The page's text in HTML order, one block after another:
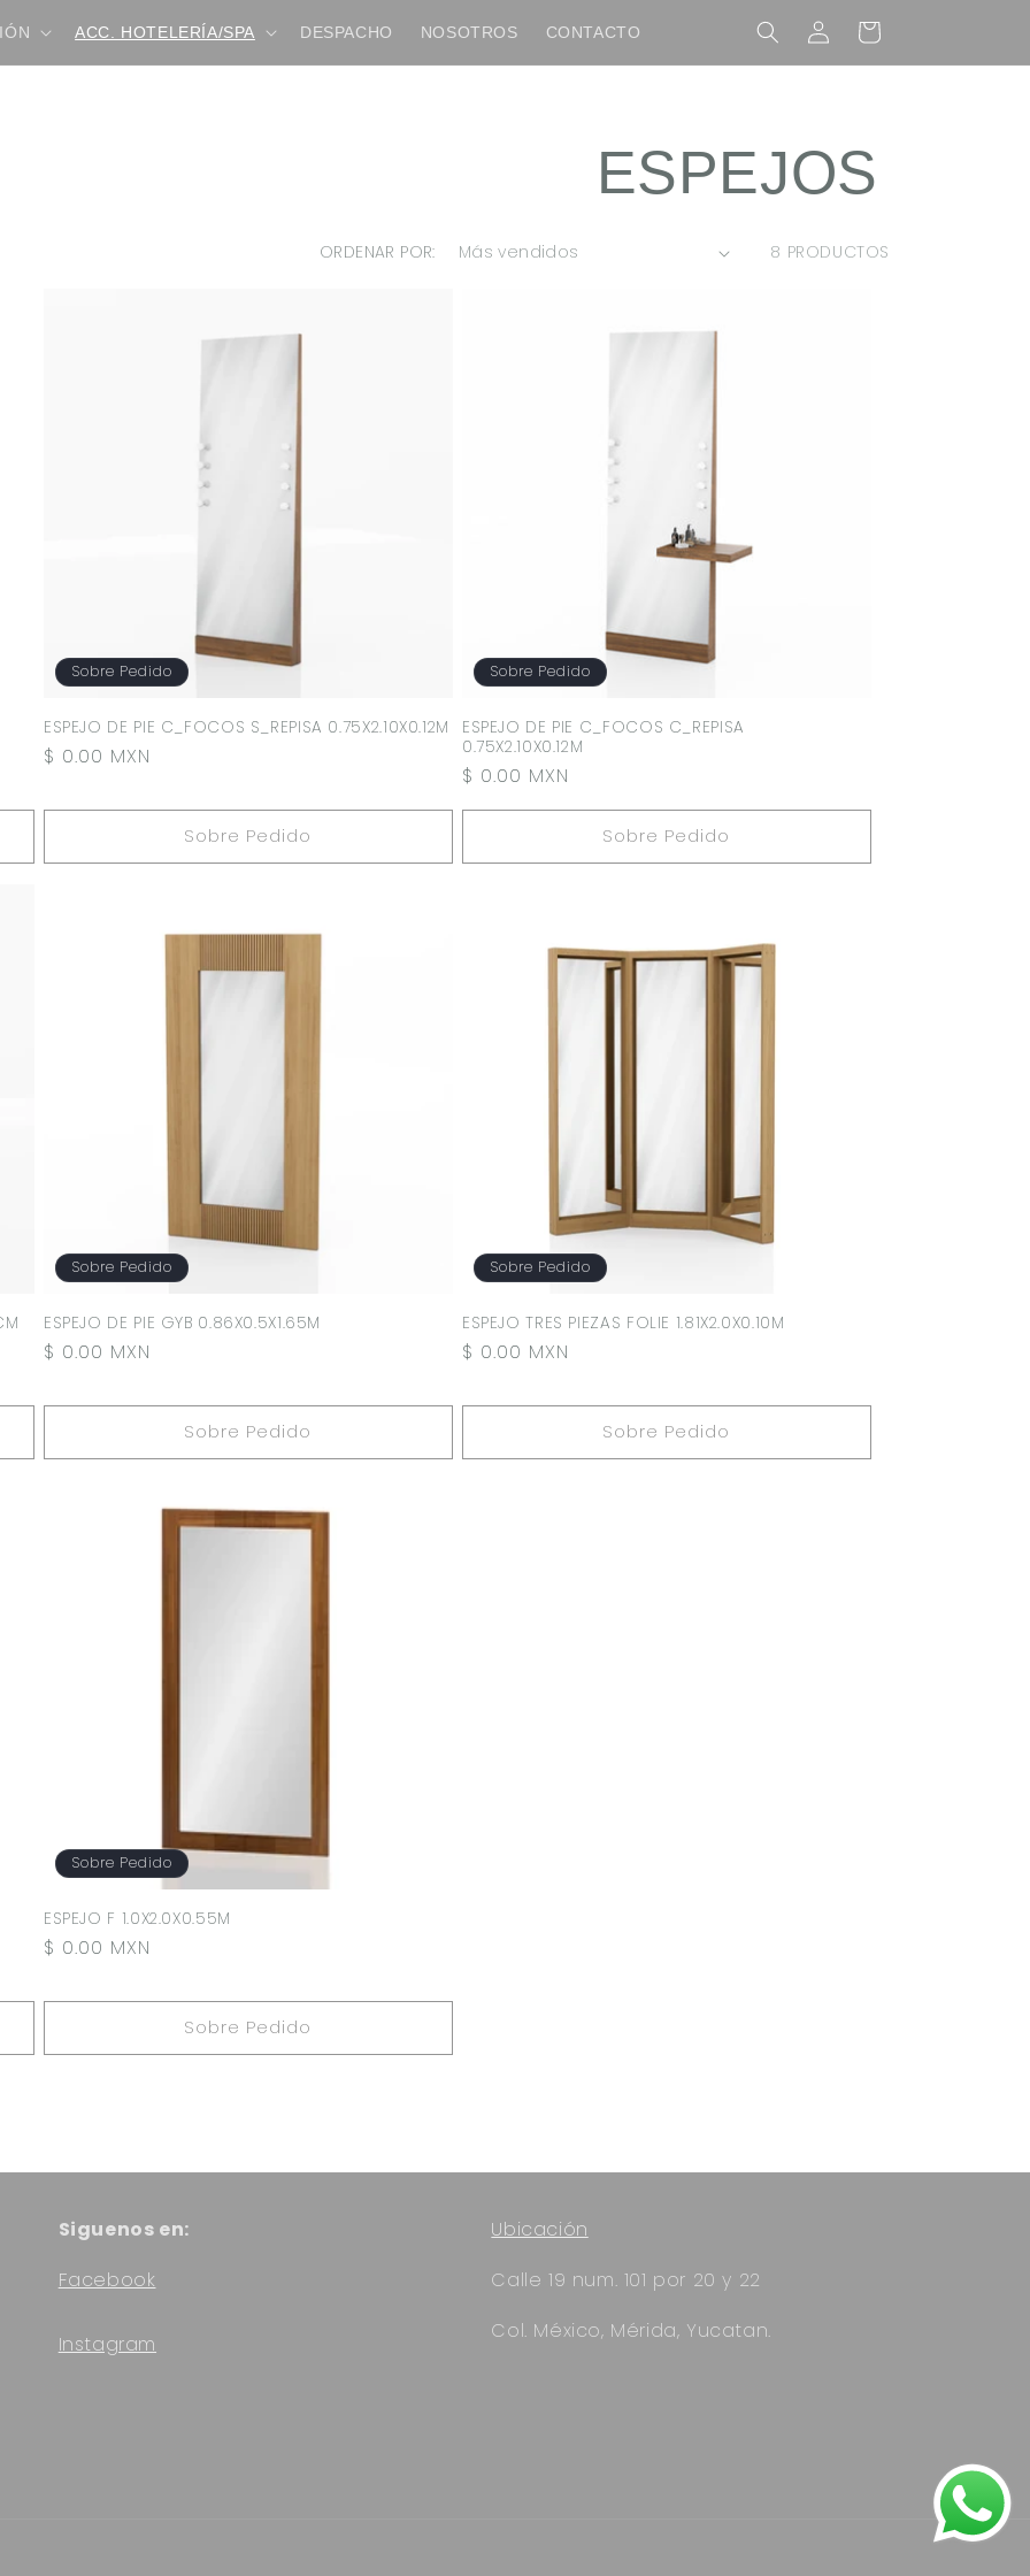
ACC. HOTELERÍA/SPA DESPACHO NOSOTROS CONTACTO
Iniciar
sesión
Carrito
COLECCIÓN:
ESPEJOS
ORDENAR POR: 8 PRODUCTOS
Sobre Pedido
ESPEJO DE PIE C_FOCOS S_REPISA 0.75X2.10X0.12M
Precio
$ 0.00 MXN
Sobre Pedido
Sobre Pedido
ESPEJO DE PIE C_FOCOS C_REPISA
0.75X2.10X0.12M
Precio
habitual
$ 0.00 MXN
Sobre Pedido
Sobre Pedido
ESPEJO DE PIE GYB 0.86X0.5X1.65M
Precio
$ 0.00 MXN
Sobre Pedido
Sobre Pedido
ESPEJO TRES PIEZAS FOLIE 1.81X2.0X0.10M
Precio
$ 0.00 MXN
Sobre Pedido
Sobre Pedido
ESPEJO F 1.0X2.0X0.55M
Precio
$ 0.00 MXN
Sobre Pedido
Siguenos en:
Facebook
Instagram
Ubicación
Calle 19 num. 101 por 20 y 22
Col. México, Mérida, Yucatan.